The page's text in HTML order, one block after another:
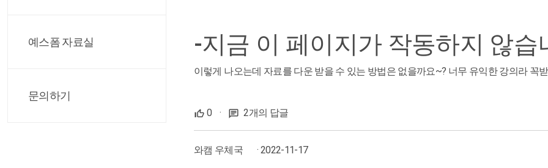
예스폼 자료실
문의하기
-지금 이 페이지가 작동하지 않습
이렇게 나오는데 자료를 다운 받을 수 있는 방법은 없을까요~? 너무 유익한 강의라 꼭
0 · 2개의 답글
와캠 우체국 · 2022-11-17